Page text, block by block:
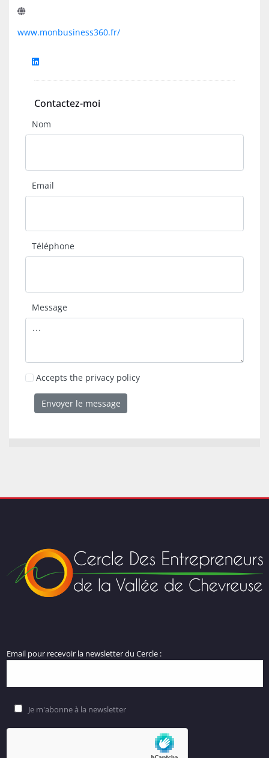
www.monbusiness360.fr/
Contactez-moi
Nom
Email
Téléphone
Message
Accepts the privacy policy
Envoyer le message
Email pour recevoir la newsletter du Cercle :
Je m'abonne à la newsletter